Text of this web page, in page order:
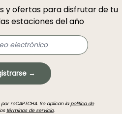
y ofertas para disfrutar de tu
estaciones del año
→
reCAPTCHA. Se aplican lapolítica de
términos de servicio.